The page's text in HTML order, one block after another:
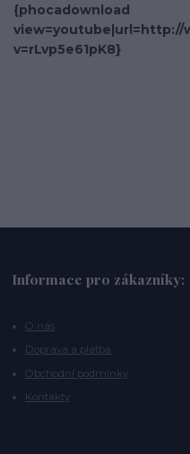
{phocadownload
view=youtube|url=http://
v=rLvp5e61pK8}
Informace pro zákazníky:
O nás
Doprava a platba
Obchodní podmínky
Kontakty